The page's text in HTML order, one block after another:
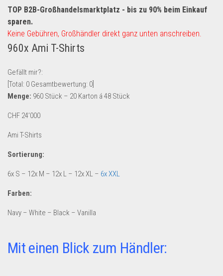
Handy und Smartphone
Kosmetik & Pflege
Multimedia & Elektro
Münzen
Spielzeug & Games
Schuhe & Accessoires
Restposten-Angebote
Restposten für Privatpersonen
Sonderposten-Angebote
TOP B2B-Großhandelsmarktplatz - bis zu 90% beim Einkauf
sparen.
Keine Gebühren, Großhändler direkt ganz unten anschreiben.
960x Ami T-Shirts
Gefällt mir?:
[Total: 0 Gesamtbewertung: 0
Menge: 960 Stück – 20 Karton á 48 Stück
CHF 24’000
Ami T-Shirts
Sortierung:
6x S – 12x M – 12x L – 12x XL – 6x XXL
Farben:
Navy – White – Black – Vanilla
Mit einen Blick zum Händler: